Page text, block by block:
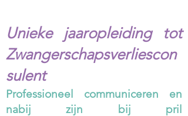
Unieke jaaropleiding tot
Zwangerschapsverliescon
sulent
Professioneel communiceren en
nabij zijn bij pril